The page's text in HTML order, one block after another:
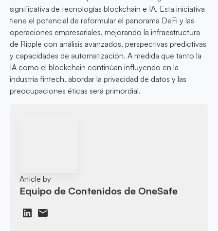
significativa de tecnologías blockchain e IA. Esta iniciativa
tiene el potencial de reformular el panorama DeFi y las
operaciones empresariales, mejorando la infraestructura
de Ripple con análisis avanzados, perspectivas predictivas
y capacidades de automatización. A medida que tanto la
IA como el blockchain continúan influyendo en la
industria fintech, abordar la privacidad de datos y las
preocupaciones éticas será primordial.
Article by
Equipo de Contenidos de OneSafe